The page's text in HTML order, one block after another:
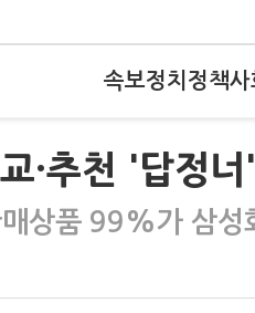
속보정치 정책사
·추천 '답정너
상품 99%가 삼성